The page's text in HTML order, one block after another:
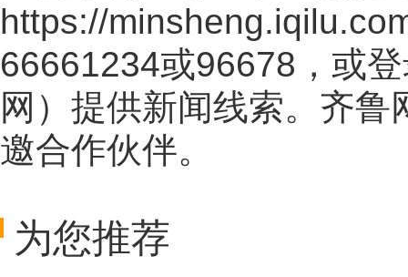
https://
66661234或96678，或
网 ）提供新闻线索。齐鲁
邀合作伙伴。
为您推荐